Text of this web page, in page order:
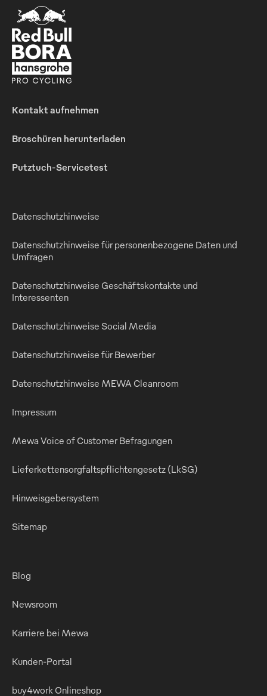
Kontakt aufnehmen
Broschüren herunterladen
Putztuch-Servicetest
Datenschutzhinweise
Datenschutzhinweise für personenbezogene Daten und
Umfragen
Datenschutzhinweise Geschäftskontakte und
Interessenten
Datenschutzhinweise Social Media
Datenschutzhinweise für Bewerber
Datenschutzhinweise MEWA Cleanroom
Impressum
Mewa Voice of Customer Befragungen
Lieferkettensorgfaltspflichtengesetz (LkSG)
Hinweisgebersystem
Sitemap
Blog
Newsroom
Karriere bei Mewa
Kunden-Portal
buy4work Onlineshop